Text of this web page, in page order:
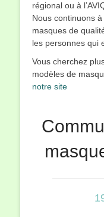
régional ou à
Nous continuons
masques de
les personnes qui
Vous cherchez
modèles de
notre site